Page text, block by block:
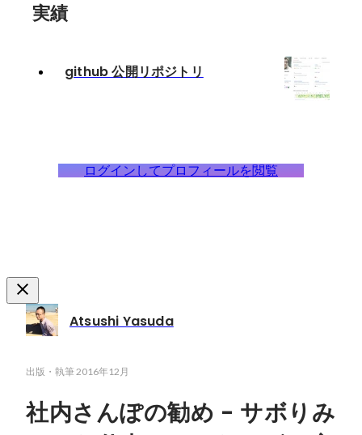
実績
github 公開リポジトリ
ログインしてプロフィールを閲覧
Atsushi Yasuda
出版・執筆2016年12月
社内さんぽの勧め - サボりみ